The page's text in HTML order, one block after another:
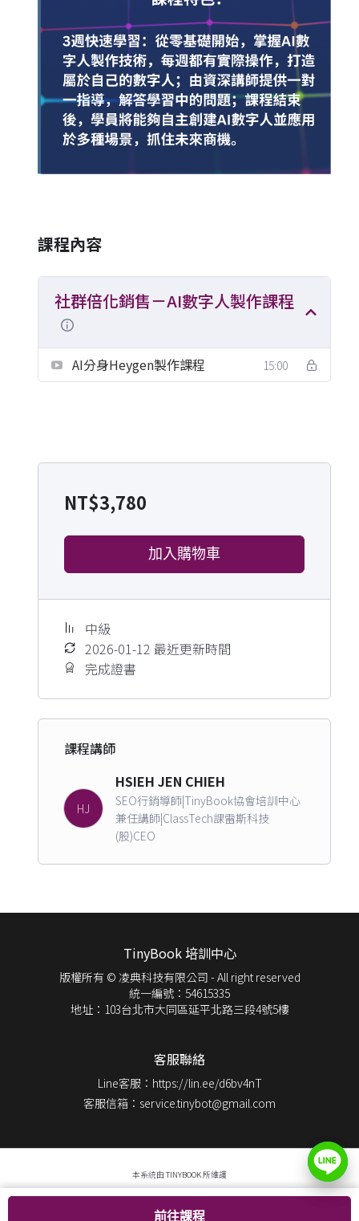
課程內容
社群倍化銷售－AI數字人製作課程
AI分身Heygen製作課程 15:00
NT$3,780
加入購物車
中級
2026-01-12 最近更新時間
完成證書
課程講師
HJ
HSIEH JEN CHIEH
SEO行銷導師|TinyBook協會培訓中心
兼任講師|ClassTech課雷斯科技
(股)CEO
前往課程
前往課程
TinyBook 培訓中心
版權所有 © 凌典科技有限公司 - All right reserved
統一編號：54615335
地址：103台北市大同區延平北路三段4號5樓
客服聯絡
Line客服：https://lin.ee/d6bv4nT
客服信箱：service.tinybot@gmail.com
本系統由 TINYBOOK所維護